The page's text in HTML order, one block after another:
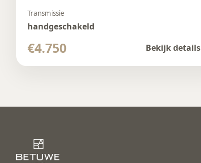
Transmissie
handgeschakeld
€4.750 Bekijk details